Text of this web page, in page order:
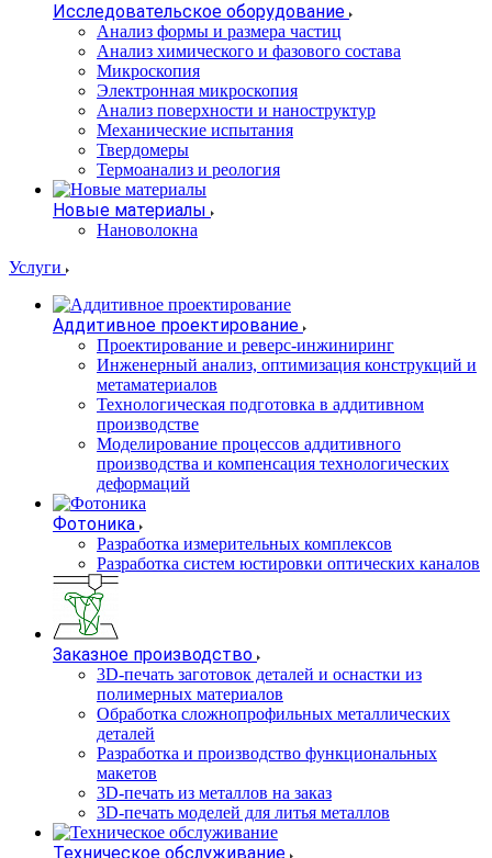
Исследовательское оборудование
Анализ формы и размера частиц
Анализ химического и фазового состава
Микроскопия
Электронная микроскопия
Анализ поверхности и наноструктур
Механические испытания
Твердомеры
Термоанализ и реология
Новые материалы
Нановолокна
Услуги
Аддитивное проектирование
Проектирование и реверс-инжиниринг
Инженерный анализ, оптимизация конструкций и
метаматериалов
Технологическая подготовка в аддитивном
производстве
Моделирование процессов аддитивного
производства и компенсация технологических
деформаций
Фотоника
Разработка измерительных комплексов
Разработка систем юстировки оптических каналов
Заказное производство
3D-печать заготовок деталей и оснастки из
полимерных материалов
Обработка сложнопрофильных металлических
деталей
Разработка и производство функциональных
макетов
3D-печать из металлов на заказ
3D-печать моделей для литья металлов
Техническое обслуживание